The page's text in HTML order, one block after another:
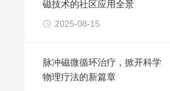
磁技术的社区应用全景
2025-08-15
脉冲磁微循环治疗，掀开科学
物理疗法的新篇章